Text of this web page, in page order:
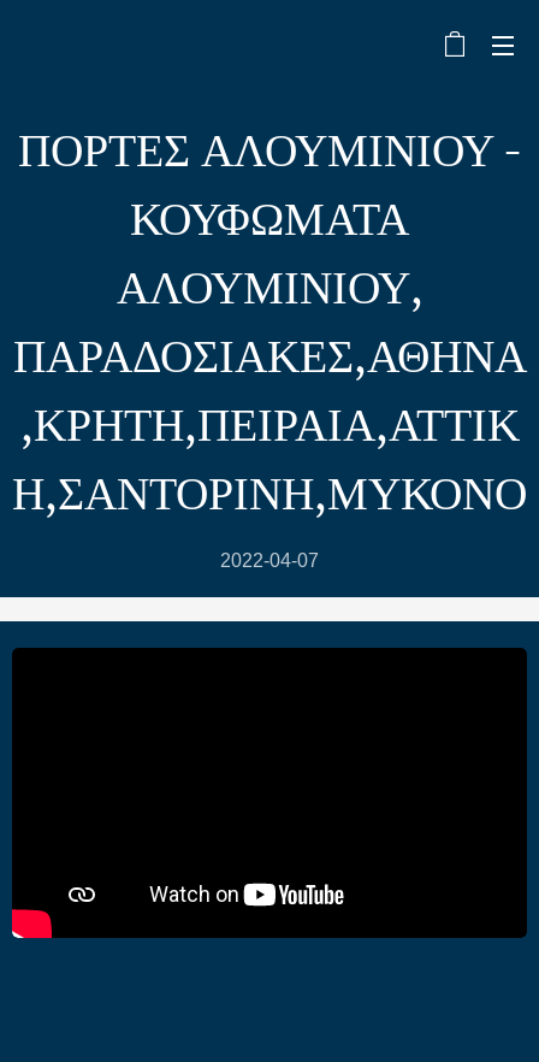
ΠΟΡΤΕΣ ΑΛΟΥΜΙΝΙΟΥ -
ΚΟΥΦΩΜΑΤΑ
ΑΛΟΥΜΙΝΙΟΥ,
ΠΑΡΑΔΟΣΙΑΚΕΣ,ΑΘΗΝΑ
,ΚΡΗΤΗ,ΠΕΙΡΑΙΑ,ΑΤΤΙΚ
Η,ΣΑΝΤΟΡΙΝΗ,ΜΥΚΟΝΟ
2022-04-07